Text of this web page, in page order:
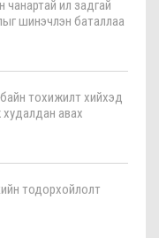
чанартай ил задгай
шинэчлэн баталлаа
тохижилт хийхэд
худалдан авах
тодорхойлолт